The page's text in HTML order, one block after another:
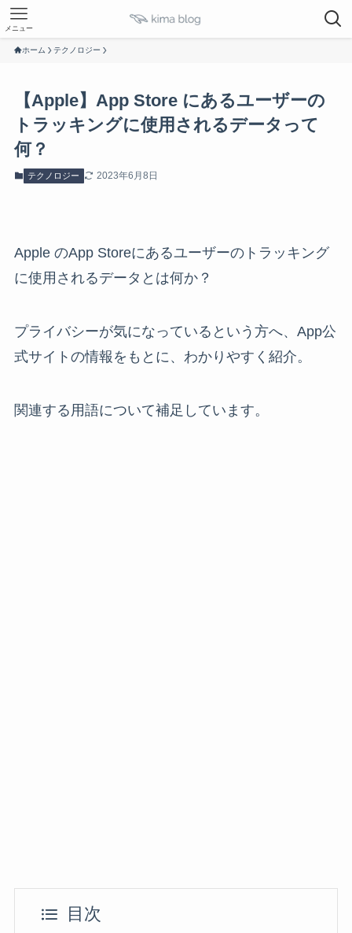
メニュー
ホーム テクノロジー
【Apple】App Store にあるユーザーの
トラッキングに使用されるデータって
何？
テクノロジー 2023年6月8日
Apple のApp Storeにあるユーザーのトラッキング
に使用されるデータとは何か？
プライバシーが気になっているという方へ、App公
式サイトの情報をもとに、わかりやすく紹介。
関連する用語について補足しています。
目次